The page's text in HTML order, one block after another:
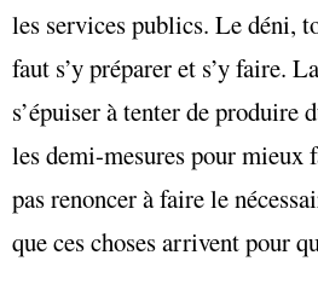
les services publics. Le déni,
faut s’y préparer et s’y faire.
s’épuiser à tenter de produire
les demi-mesures pour mieux
pas renoncer à faire le
que ces choses arrivent pour